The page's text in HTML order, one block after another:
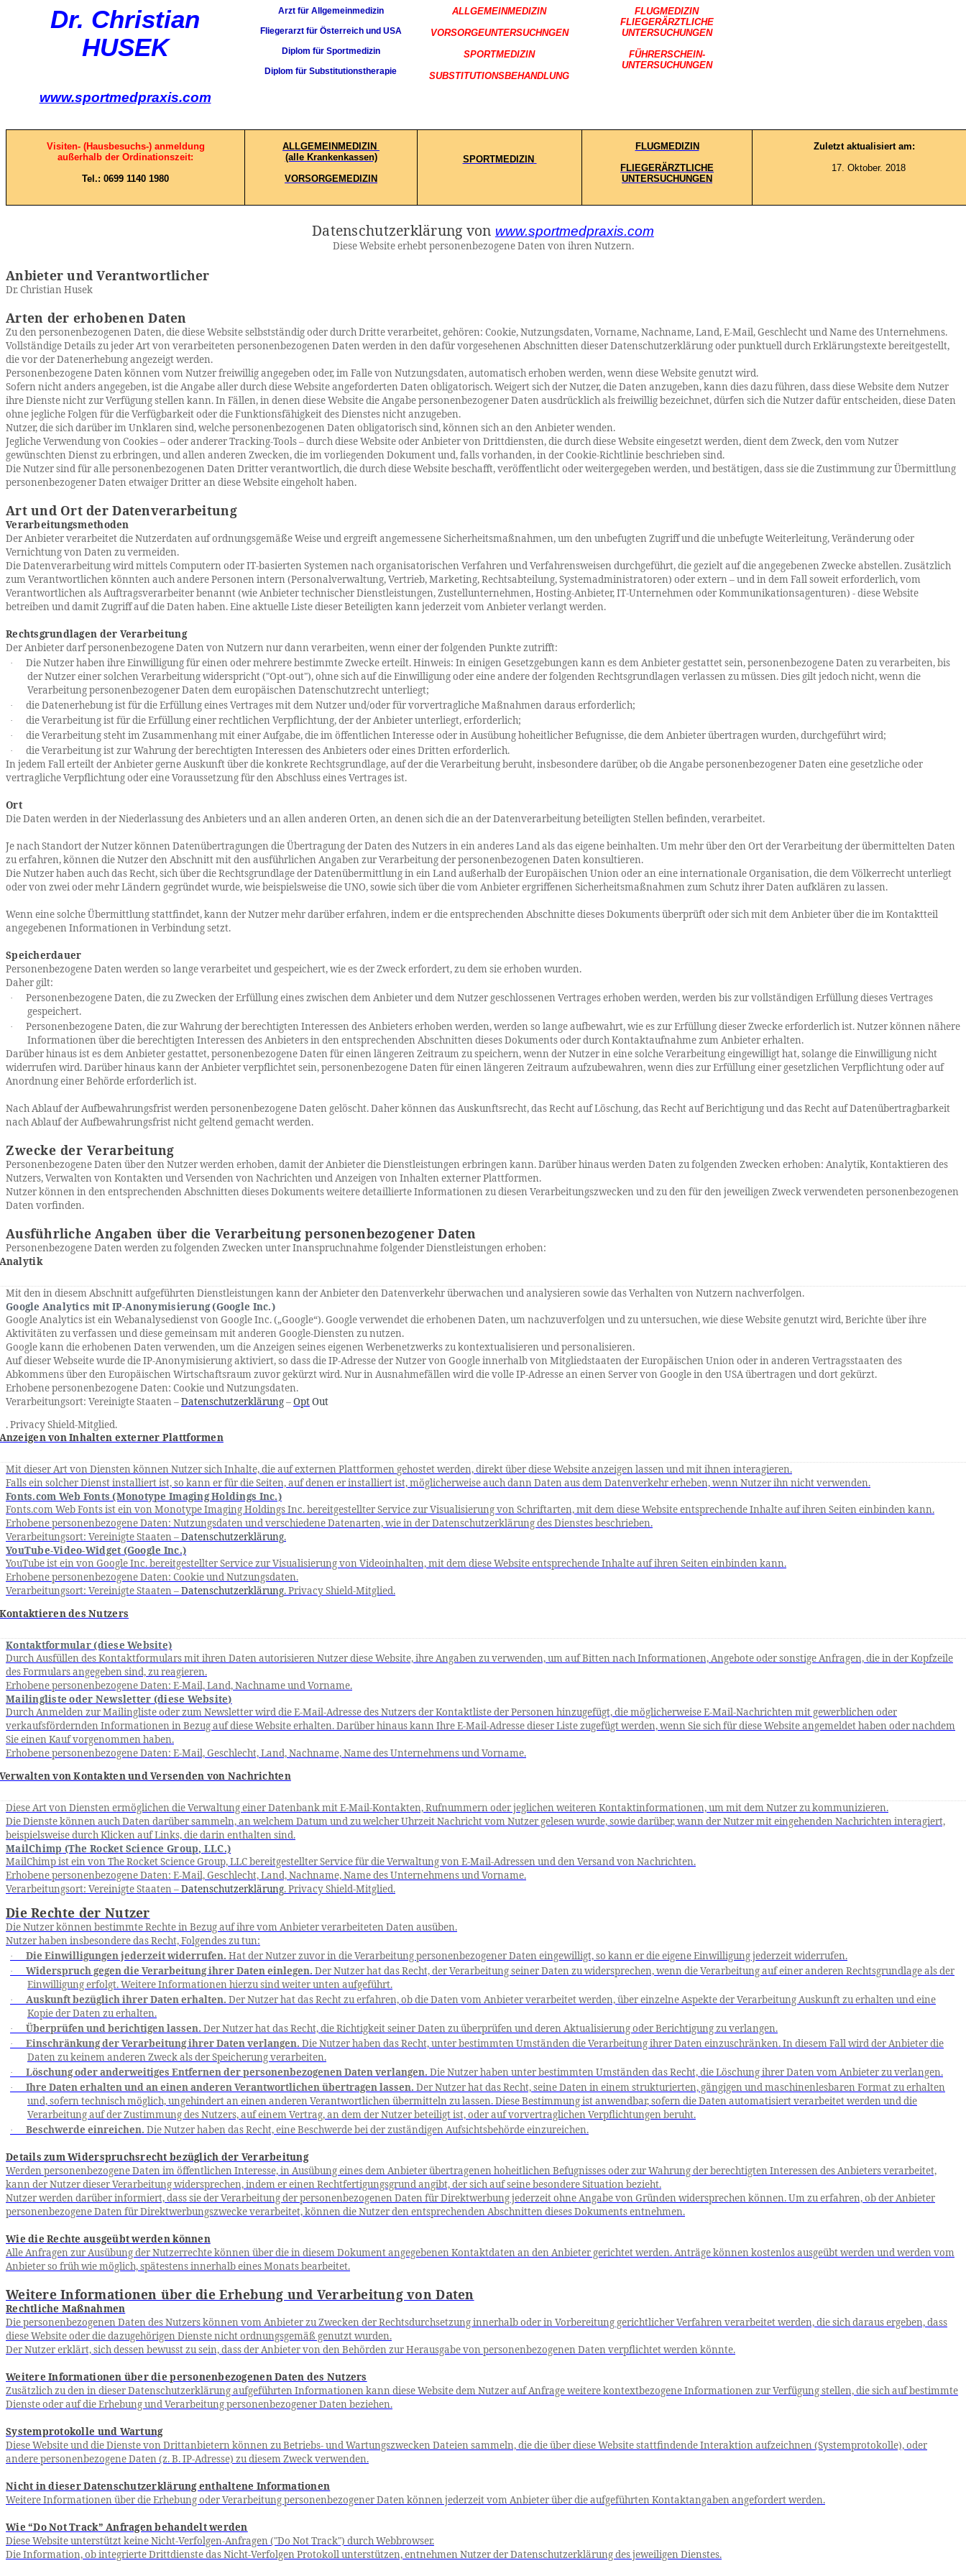
Dr. Christian
HUSEK
www.sportmedpraxis.com
Arzt für Allgemeinmedizin
Fliegerarzt für Österreich und USA
Diplom für Sportmedizin
Diplom für Substitutionstherapie
ALLGEMEINMEDIZIN
VORSORGEUNTERSUCHNGEN
SPORTMEDIZIN
SUBSTITUTIONSBEHANDLUNG
FLUGMEDIZIN
FLIEGERÄRZTLICHE
UNTERSUCHUNGEN
FÜHRERSCHEIN-
UNTERSUCHUNGEN
Visiten- (Hausbesuchs-) anmeldung
außerhalb der Ordinationszeit:
Tel.: 0699 1140 1980
ALLGEMEINMEDIZIN
(alle Krankenkassen)
VORSORGEMEDIZIN
SPORTMEDIZIN
FLUGMEDIZIN
FLIEGERÄRZTLICHE
UNTERSUCHUNGEN
Zuletzt aktualisiert am:
17. Oktober. 2018
Datenschutzerklärung von www.sportmedpraxis.com
Diese Website erhebt personenbezogene Daten von ihren Nutzern.
Anbieter und Verantwortlicher
Dr. Christian Husek
Arten der erhobenen Daten
Zu den personenbezogenen Daten, die diese Website selbstständig oder durch Dritte verarbeitet, gehören: Cookie, Nutzungsdaten, Vorname, Nachname, Land, E-Mail, Geschlecht und Name des Unternehmens.
Vollständige Details zu jeder Art von verarbeiteten personenbezogenen Daten werden in den dafür vorgesehenen Abschnitten dieser Datenschutzerklärung oder punktuell durch Erklärungstexte bereitgestellt,
die vor der Datenerhebung angezeigt werden.
Personenbezogene Daten können vom Nutzer freiwillig angegeben oder, im Falle von Nutzungsdaten, automatisch erhoben werden, wenn diese Website genutzt wird.
Sofern nicht anders angegeben, ist die Angabe aller durch diese Website angeforderten Daten obligatorisch. Weigert sich der Nutzer, die Daten anzugeben, kann dies dazu führen, dass diese Website dem Nutzer
ihre Dienste nicht zur Verfügung stellen kann. In Fällen, in denen diese Website die Angabe personenbezogener Daten ausdrücklich als freiwillig bezeichnet, dürfen sich die Nutzer dafür entscheiden, diese Daten
ohne jegliche Folgen für die Verfügbarkeit oder die Funktionsfähigkeit des Dienstes nicht anzugeben.
Nutzer, die sich darüber im Unklaren sind, welche personenbezogenen Daten obligatorisch sind, können sich an den Anbieter wenden.
Jegliche Verwendung von Cookies – oder anderer Tracking-Tools – durch diese Website oder Anbieter von Drittdiensten, die durch diese Website eingesetzt werden, dient dem Zweck, den vom Nutzer
gewünschten Dienst zu erbringen, und allen anderen Zwecken, die im vorliegenden Dokument und, falls vorhanden, in der Cookie-Richtlinie beschrieben sind.
Die Nutzer sind für alle personenbezogenen Daten Dritter verantwortlich, die durch diese Website beschafft, veröffentlicht oder weitergegeben werden, und bestätigen, dass sie die Zustimmung zur Übermittlung
personenbezogener Daten etwaiger Dritter an diese Website eingeholt haben.
Art und Ort der Datenverarbeitung
Verarbeitungsmethoden
Der Anbieter verarbeitet die Nutzerdaten auf ordnungsgemäße Weise und ergreift angemessene Sicherheitsmaßnahmen, um den unbefugten Zugriff und die unbefugte Weiterleitung, Veränderung oder
Vernichtung von Daten zu vermeiden.
Die Datenverarbeitung wird mittels Computern oder IT-basierten Systemen nach organisatorischen Verfahren und Verfahrensweisen durchgeführt, die gezielt auf die angegebenen Zwecke abstellen. Zusätzlich
zum Verantwortlichen könnten auch andere Personen intern (Personalverwaltung, Vertrieb, Marketing, Rechtsabteilung, Systemadministratoren) oder extern – und in dem Fall soweit erforderlich, vom
Verantwortlichen alsAuftragsverarbeiterbenannt (wie Anbieter technischer Dienstleistungen, Zustellunternehmen, Hosting-Anbieter, IT-Unternehmen oder Kommunikationsagenturen) - diese Website
betreiben und damit Zugriff auf die Daten haben. Eine aktuelle Liste dieser Beteiligten kann jederzeit vom Anbieter verlangt werden.
Rechtsgrundlagen der Verarbeitung
Der Anbieter darf personenbezogene Daten von Nutzern nur dann verarbeiten, wenn einer der folgenden Punkte zutrifft:
·
Die Nutzer haben ihre Einwilligung für einen oder mehrere bestimmte Zwecke erteilt. Hinweis: In einigen Gesetzgebungen kann es dem Anbieter gestattet sein, personenbezogene Daten zu verarbeiten, bis
der Nutzer einer solchen Verarbeitung widerspricht ("Opt-out"), ohne sich auf die Einwilligung oder eine andere der folgenden Rechtsgrundlagen verlassen zu müssen. Dies gilt jedoch nicht, wenn die
Verarbeitung personenbezogener Daten dem europäischen Datenschutzrecht unterliegt;
· die Datenerhebung ist für die Erfüllung eines Vertrages mit dem Nutzer und/oder für vorvertragliche Maßnahmen daraus erforderlich;
· die Verarbeitung ist für die Erfüllung einer rechtlichen Verpflichtung, der der Anbieter unterliegt, erforderlich;
· die Verarbeitung steht im Zusammenhang mit einer Aufgabe, die im öffentlichen Interesse oder in Ausübung hoheitlicher Befugnisse, die dem Anbieter übertragen wurden, durchgeführt wird;
·
die Verarbeitung ist zur Wahrung der berechtigten Interessen des Anbieters oder eines Dritten erforderlich.
In jedem Fall erteilt der Anbieter gerne Auskunft über die konkrete Rechtsgrundlage, auf der die Verarbeitung beruht, insbesondere darüber, ob die Angabe personenbezogener Daten eine gesetzliche oder
vertragliche Verpflichtung oder eine Voraussetzung für den Abschluss eines Vertrages ist.
Ort
Die Daten werden in der Niederlassung des Anbieters und an allen anderen Orten, an denen sich die an der Datenverarbeitung beteiligten Stellen befinden, verarbeitet.
Je nach Standort der Nutzer können Datenübertragungen die Übertragung der Daten des Nutzers in ein anderes Land als das eigene beinhalten. Um mehr über den Ort der Verarbeitung der übermittelten Daten
zu erfahren, können die Nutzer den Abschnitt mit den ausführlichen Angaben zur Verarbeitung der personenbezogenen Daten konsultieren.
Die Nutzer haben auch das Recht, sich über die Rechtsgrundlage der Datenübermittlung in ein Land außerhalb der Europäischen Union oder an eine internationale Organisation, die dem Völkerrecht unterliegt
oder von zwei oder mehr Ländern gegründet wurde, wie beispielsweise die UNO, sowie sich über die vom Anbieter ergriffenen Sicherheitsmaßnahmen zum Schutz ihrer Daten aufklären zu lassen.
Wenn eine solche Übermittlung stattfindet, kann der Nutzer mehr darüber erfahren, indem er die entsprechenden Abschnitte dieses Dokuments überprüft oder sich mit dem Anbieter über die im Kontaktteil
angegebenen Informationen in Verbindung setzt.
Speicherdauer
Personenbezogene Daten werden so lange verarbeitet und gespeichert, wie es der Zweck erfordert, zu dem sie erhoben wurden.
Daher gilt:
·
Personenbezogene Daten, die zu Zwecken der Erfüllung eines zwischen dem Anbieter und dem Nutzer geschlossenen Vertrages erhoben werden, werden bis zur vollständigen Erfüllung dieses Vertrages
gespeichert.
·
Personenbezogene Daten, die zur Wahrung der berechtigten Interessen des Anbieters erhoben werden, werden so lange aufbewahrt, wie es zur Erfüllung dieser Zwecke erforderlich ist. Nutzer können nähere
Informationen über die berechtigten Interessen des Anbieters in den entsprechenden Abschnitten dieses Dokuments oder durch Kontaktaufnahme zum Anbieter erhalten.
Darüber hinaus ist es dem Anbieter gestattet, personenbezogene Daten für einen längeren Zeitraum zu speichern, wenn der Nutzer in eine solche Verarbeitung eingewilligt hat, solange die Einwilligung nicht
widerrufen wird. Darüber hinaus kann der Anbieter verpflichtet sein, personenbezogene Daten für einen längeren Zeitraum aufzubewahren, wenn dies zur Erfüllung einer gesetzlichen Verpflichtung oder auf
Anordnung einer Behörde erforderlich ist.
Nach Ablauf der Aufbewahrungsfrist werden personenbezogene Daten gelöscht. Daher können das Auskunftsrecht, das Recht auf Löschung, das Recht auf Berichtigung und das Recht auf Datenübertragbarkeit
nach Ablauf der Aufbewahrungsfrist nicht geltend gemacht werden.
Zwecke der Verarbeitung
Personenbezogene Daten über den Nutzer werden erhoben, damit der Anbieter die Dienstleistungen erbringen kann. Darüber hinaus werden Daten zu folgenden Zwecken erhoben: Analytik, Kontaktieren des
Nutzers, Verwalten von Kontakten und Versenden von Nachrichten und Anzeigen von Inhalten externer Plattformen.
Nutzer können in den entsprechenden Abschnitten dieses Dokuments weitere detaillierte Informationen zu diesen Verarbeitungszwecken und zu den für den jeweiligen Zweck verwendeten personenbezogenen
Daten vorfinden.
Ausführliche Angaben über die Verarbeitung personenbezogener Daten
Personenbezogene Daten werden zu folgenden Zwecken unter Inanspruchnahme folgender Dienstleistungen erhoben:
Mit den in diesem Abschnitt aufgeführten Dienstleistungen kann der Anbieter den Datenverkehr überwachen und analysieren sowie das Verhalten von Nutzern nachverfolgen.
Google Analytics mit IP-Anonymisierung (Google Inc.)
GoogleAnalyticsist ein Webanalysedienst von Google Inc. („Google“). Google verwendet die erhobenen Daten, umnachzuverfolgenund zu untersuchen, wie diese Website genutzt wird, Berichte über ihre
Aktivitäten zu verfassen und diese gemeinsam mit anderen Google-Diensten zu nutzen.
Google kann die erhobenen Daten verwenden, um die Anzeigen seines eigenen Werbenetzwerks zukontextualisierenund personalisieren.
Auf dieser Webseite wurde die IP-Anonymisierung aktiviert, so dass die IP-Adresse der Nutzer von Google innerhalb von Mitgliedstaaten der Europäischen Union oder in anderen Vertragsstaaten des
Abkommens über den Europäischen Wirtschaftsraum zuvor gekürzt wird. Nur in Ausnahmefällen wird die volle IP-Adresse an einen Server von Google in den USA übertragen und dort gekürzt.
Erhobene personenbezogene Daten: Cookie und Nutzungsdaten.
Verarbeitungsort: Vereinigte Staaten –Datenschutzerklärung–OptOut
. PrivacyShield-Mitglied.
von Inhalten externer Plattformen
Mit dieser Art von Diensten können Nutzer sich Inhalte, die auf externen Plattformen gehostetwerden, direkt über diese Website anzeigen lassen und mit ihnen interagieren.
Falls ein solcher Dienst installiert ist, so kann er für die Seiten, auf denen er installiert ist, möglicherweise auch dann Daten aus dem Datenverkehr erheben, wenn Nutzer ihn nicht verwenden.
Fonts.com Web Fonts (Monotype Imaging Holdings Inc.)
Fonts.com Web Fonts ist ein von Monotype Imaging Holdings Inc. bereitgestellter Service zur Visualisierung von Schriftarten, mit dem diese Website entsprechende Inhalte auf ihren Seiten einbinden kann.
Erhobene personenbezogene Daten: Nutzungsdaten und verschiedene Datenarten, wie in der Datenschutzerklärung des Dienstes beschrieben.
Verarbeitungsort: Vereinigte Staaten –Datenschutzerklärung.
YouTube-Video-Widget (Google Inc.)
YouTube ist ein von Google Inc. bereitgestellter Service zur Visualisierung von Videoinhalten, mit dem diese Website entsprechende Inhalte auf ihren Seiten einbinden kann.
Erhobene personenbezogene Daten: Cookie und Nutzungsdaten.
Verarbeitungsort: Vereinigte Staaten –Datenschutzerklärung. PrivacyShield-Mitglied.
des Nutzers
Kontaktformular (diese Website)
Durch Ausfüllen des Kontaktformulars mit ihren Daten autorisieren Nutzer diese Website, ihre Angaben zu verwenden, um auf Bitten nach Informationen, Angebote oder sonstige Anfragen, die in der Kopfzeile
des Formulars angegeben sind, zu reagieren.
Erhobene personenbezogene Daten: E-Mail, Land, Nachname und Vorname.
Mailingliste oder Newsletter (diese Website)
Durch Anmelden zur Mailingliste oder zum Newsletter wird die E-Mail-Adresse des Nutzers der Kontaktliste der Personen hinzugefügt, die möglicherweise E-Mail-Nachrichten mit gewerblichen oder
verkaufsfördernden Informationen in Bezug auf diese Website erhalten. Darüber hinaus kann Ihre E-Mail-Adresse dieser Liste zugefügt werden, wenn Sie sich für diese Website angemeldet haben oder nachdem
Sie einen Kauf vorgenommen haben.
Erhobene personenbezogene Daten: E-Mail, Geschlecht, Land, Nachname, Name des Unternehmens und Vorname.
von Kontakten und Versenden von Nachrichten
Diese Art von Dienstenermöglichendie Verwaltung einer Datenbank mit E-Mail-Kontakten, Rufnummern oder jeglichen weiteren Kontaktinformationen, um mit dem Nutzer zu kommunizieren.
Die Dienste können auch Daten darüber sammeln, an welchem Datum und zu welcher Uhrzeit Nachricht vom Nutzer gelesen wurde, sowie darüber, wann der Nutzer mit eingehenden Nachrichten interagiert,
beispielsweise durch Klicken auf Links, die darin enthalten sind.
MailChimp (The Rocket Science Group, LLC.)
MailChimpist ein von The Rocket Science Group, LLC bereitgestellter Service für die Verwaltung von E-Mail-Adressen und den Versand von Nachrichten.
Erhobene personenbezogene Daten: E-Mail, Geschlecht, Land, Nachname, Name des Unternehmens und Vorname.
Verarbeitungsort: Vereinigte Staaten –Datenschutzerklärung. PrivacyShield-Mitglied.
Die Rechte der Nutzer
Die Nutzer können bestimmte Rechte in Bezug auf ihre vom Anbieter verarbeiteten Daten ausüben.
Nutzer haben insbesondere das Recht, Folgendes zu tun:
· Die Einwilligungen jederzeit widerrufen. Hat der Nutzer zuvor in die Verarbeitung personenbezogener Daten eingewilligt, so kann er die eigene Einwilligung jederzeit widerrufen.
· Widerspruch gegen die Verarbeitung ihrer Daten einlegen. Der Nutzer hat das Recht, der Verarbeitung seiner Daten zu widersprechen, wenn die Verarbeitung auf einer anderen Rechtsgrundlage als der
Einwilligung erfolgt. Weitere Informationen hierzu sind weiter unten aufgeführt.
· Auskunft bezüglich ihrer Daten erhalten. Der Nutzer hat das Recht zu erfahren, ob die Daten vom Anbieter verarbeitet werden, über einzelne Aspekte der Verarbeitung Auskunft zu erhalten und eine
Kopie der Daten zu erhalten.
· Überprüfen und berichtigen lassen. Der Nutzer hat das Recht, die Richtigkeit seiner Daten zu überprüfen und deren Aktualisierung oder Berichtigung zu verlangen.
· Einschränkung der Verarbeitung ihrer Daten verlangen. Die Nutzer haben das Recht, unter bestimmten Umständen die Verarbeitung ihrer Daten einzuschränken. In diesem Fall wird der Anbieter die
Daten zu keinem anderen Zweck als der Speicherung verarbeiten.
· Löschung oder anderweitiges Entfernen der personenbezogenen Daten verlangen. Die Nutzer haben unter bestimmten Umständen das Recht, die Löschung ihrer Daten vom Anbieter zu verlangen.
· Ihre Daten erhalten und an einen anderen Verantwortlichen übertragen lassen. Der Nutzer hat das Recht, seine Daten in einem strukturierten, gängigen und maschinenlesbaren Format zu erhalten
und, sofern technisch möglich, ungehindert an einen anderen Verantwortlichen übermitteln zu lassen. Diese Bestimmung ist anwendbar, sofern die Daten automatisiert verarbeitet werden und die
Verarbeitung auf der Zustimmung des Nutzers, auf einem Vertrag, an dem der Nutzer beteiligt ist, oder auf vorvertraglichen Verpflichtungen beruht.
· Beschwerde einreichen. Die Nutzer haben das Recht, eine Beschwerde bei der zuständigen Aufsichtsbehörde einzureichen.
Details zum Widerspruchsrecht bezüglich der Verarbeitung
Werden personenbezogene Daten im öffentlichen Interesse, in Ausübung eines dem Anbieter übertragenen hoheitlichenBefugnissesoder zur Wahrung der berechtigten Interessen des Anbieters verarbeitet,
kann der Nutzer dieser Verarbeitung widersprechen, indem er einen Rechtfertigungsgrund angibt, der sich auf seine besondere Situation bezieht.
Nutzer werden darüber informiert, dass sie der Verarbeitung der personenbezogenen Daten für Direktwerbung jederzeit ohne Angabe von Gründen widersprechen können. Um zu erfahren, ob der Anbieter
personenbezogene Daten für Direktwerbungszwecke verarbeitet, können die Nutzer den entsprechenden Abschnitten dieses Dokuments entnehmen.
Wie die Rechte ausgeübt werden können
Alle Anfragen zur Ausübung der Nutzerrechte können über die in diesem Dokument angegebenen Kontaktdaten an den Anbieter gerichtet werden. Anträge können kostenlos ausgeübt werden und werden vom
Anbieter so früh wie möglich, spätestens innerhalb eines Monats bearbeitet.
Weitere Informationen über die Erhebung und Verarbeitung von Daten
Rechtliche Maßnahmen
Die personenbezogenen Daten des Nutzers können vom Anbieter zu Zwecken der Rechtsdurchsetzung innerhalb oder in Vorbereitung gerichtlicher Verfahren verarbeitet werden, die sich daraus ergeben, dass
diese Website oder die dazugehörigen Dienste nicht ordnungsgemäß genutzt wurden.
Der Nutzer erklärt, sich dessen bewusst zu sein, dass der Anbieter von den Behörden zur Herausgabe von personenbezogenen Daten verpflichtet werden könnte.
Weitere Informationen über die personenbezogenen Daten des Nutzers
Zusätzlich zu den in dieser Datenschutzerklärung aufgeführten Informationen kann diese Website dem Nutzer auf Anfrage weitere kontextbezogene Informationen zur Verfügung stellen, die sich auf bestimmte
Dienste oder auf die Erhebung und Verarbeitung personenbezogener Daten beziehen.
Systemprotokolle und Wartung
Diese Website und die Dienste von Drittanbietern können zu Betriebs- und Wartungszwecken Dateien sammeln, die die über diese Website stattfindende Interaktion aufzeichnen (Systemprotokolle), oder
andere personenbezogene Daten (z. B. IP-Adresse) zu diesem Zweck verwenden.
Nicht in dieser Datenschutzerklärung enthaltene Informationen
Weitere Informationen über die Erhebung oder Verarbeitung personenbezogener Daten können jederzeit vom Anbieter über die aufgeführten Kontaktangaben angefordert werden.
Wie “Do Not Track” Anfragen behandelt werden
Diese Website unterstützt keine Nicht-Verfolgen-Anfragen ("Do Not Track") durch Webbrowser.
Die Information, ob integrierte Drittdienste das Nicht-Verfolgen Protokoll unterstützen, entnehmen Nutzer der Datenschutzerklärung des jeweiligen Dienstes.